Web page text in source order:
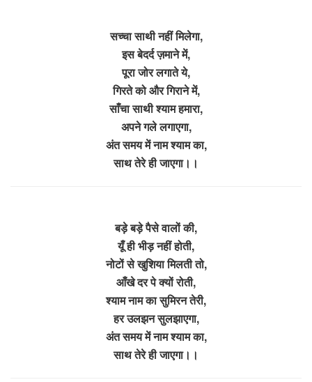
सच्चा साथी नहीं मिलेगा,
इस बेदर्द ज़माने में,
पूरा जोर लगाते ये,
गिरते को और गिराने में,
साँचा साथी श्याम हमारा,
अपने गले लगाएगा,
अंत समय में नाम श्याम का,
साथ तेरे ही जाएगा।।
बड़े बड़े पैसे वालों की,
यूँ ही भीड़ नहीं होती,
नोटों से खुशिया मिलती तो,
आँखे दर पे क्यों रोती,
श्याम नाम का सुमिरन तेरी,
हर उलझन सुलझाएगा,
अंत समय में नाम श्याम का,
साथ तेरे ही जाएगा।।